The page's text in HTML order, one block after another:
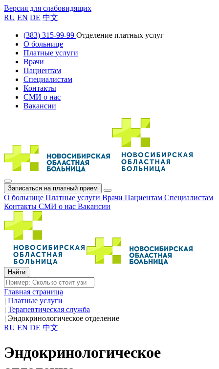
Версия для слабовидящих
RU EN DE 中文
(383) 315-99-99 Отделение платных услуг
О больнице
Платные услуги
Врачи
Пациентам
Специалистам
Контакты
СМИ о нас
Вакансии
Записаться на платный прием
О больнице Платные услуги Врачи Пациентам Специалистам
Контакты СМИ о нас Вакансии
Главная страница
| Платные услуги
| Терапевтическая служба
| Эндокринологическое отделение
RU EN DE 中文
Эндокринологическое